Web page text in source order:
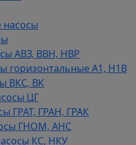
АВЗ, ВВН, НВР
горизонтальные А1, Н1В
ВКС, ВК
ЦГ
ГРАТ, ГРАН, ГРАК
ГНОМ, АНС
КС, НКУ